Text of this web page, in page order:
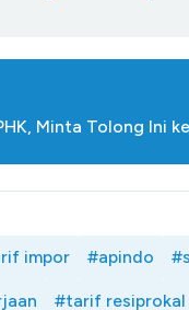
Minta Tolong Ini
impor #apindo
#tarif resiprokal